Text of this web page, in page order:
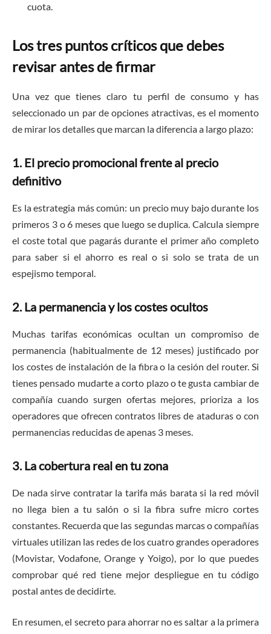
cuota.
Los tres puntos críticos que debes
revisar antes de firmar
Una vez que tienes claro tu perfil de consumo y has
seleccionado un par de opciones atractivas, es el momento
de mirar los detalles que marcan la diferencia a largo plazo:
1. El precio promocional frente al precio
definitivo
Es la estrategia más común: un precio muy bajo durante los
primeros 3 o 6 meses que luego se duplica. Calcula siempre
el coste total que pagarás durante el primer año completo
para saber si el ahorro es real o si solo se trata de un
espejismo temporal.
2. La permanencia y los costes ocultos
Muchas tarifas económicas ocultan un compromiso de
permanencia (habitualmente de 12 meses) justificado por
los costes de instalación de la fibra o la cesión del router. Si
tienes pensado mudarte a corto plazo o te gusta cambiar de
compañía cuando surgen ofertas mejores, prioriza a los
operadores que ofrecen contratos libres de ataduras o con
permanencias reducidas de apenas 3 meses.
3. La cobertura real en tu zona
De nada sirve contratar la tarifa más barata si la red móvil
no llega bien a tu salón o si la fibra sufre micro cortes
constantes. Recuerda que las segundas marcas o compañías
virtuales utilizan las redes de los cuatro grandes operadores
(Movistar, Vodafone, Orange y Yoigo), por lo que puedes
comprobar qué red tiene mejor despliegue en tu código
postal antes de decidirte.
En resumen, el secreto para ahorrar no es saltar a la primera